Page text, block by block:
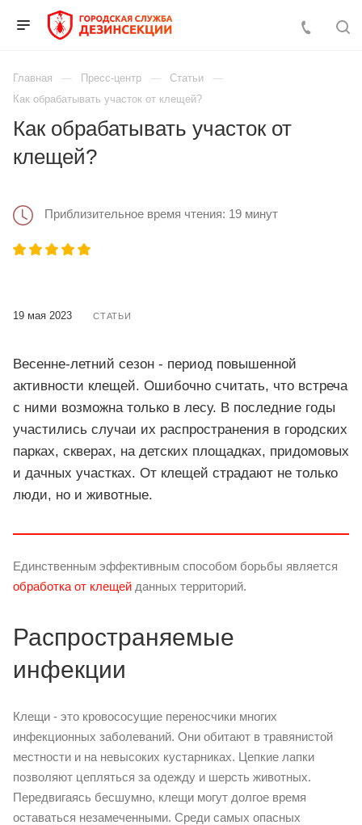
Главная Пресс-центр
Статьи
Как обрабатывать участок от клещей?
Как обрабатывать участок от
клещей?
Приблизительное время чтения: 19 минут
19 мая 2023 СТАТЬИ
Весенне-летний сезон - период повышенной
активности клещей. Ошибочно считать, что встреча
с ними возможна только в лесу. В последние годы
участились случаи их распространения в городских
парках, скверах, на детских площадках, придомовых
и дачных участках. От клещей страдают не только
люди, но и животные.
Единственным эффективным способом борьбы является
обработка от клещей данных территорий.
Распространяемые
инфекции
Клещи - это кровососущие переносчики многих
инфекционных заболеваний. Они обитают в травянистой
местности и на невысоких кустарниках. Цепкие лапки
позволяют цепляться за одежду и шерсть животных.
Передвигаясь бесшумно, клещи могут долгое время
оставаться незамеченными. Среди самых опасных